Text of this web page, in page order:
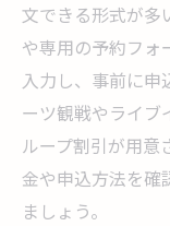
文できる形式が多
や専用の予約フォ
入力し、事前に申
ーツ観戦やライブ
ループ割引が用意
金や申込方法を確
ましょう。